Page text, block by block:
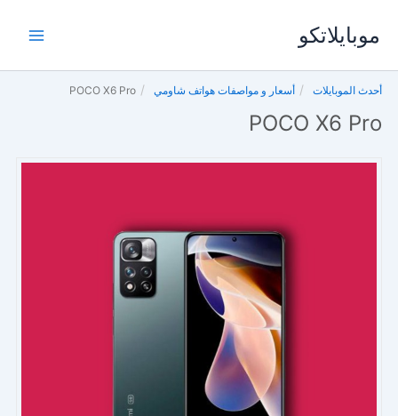
المحتوى
موبايلاتكو
أحدث الموبايلات أسعار و مواصفات هواتف شاومي POCO X6 Pro
POCO X6 Pro